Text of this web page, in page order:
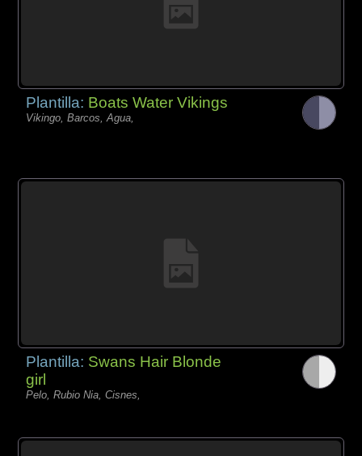
Plantilla: Boats Water Vikings
Vikingo, Barcos, Agua,
Plantilla: Swans Hair Blonde
girl
Pelo, Rubio Nia, Cisnes,